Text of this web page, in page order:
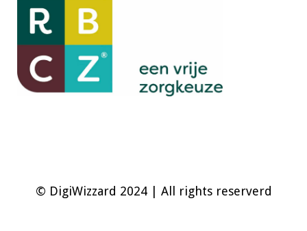
© DigiWizzard 2024 | All rights reserverd